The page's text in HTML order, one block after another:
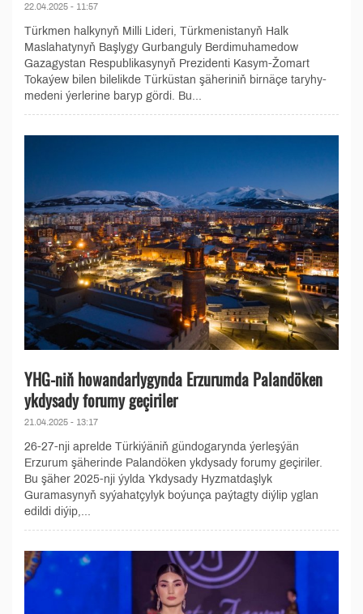
22.04.2025 - 11:57
Türkmen halkynyň Milli Lideri, Türkmenistanyň Halk
Maslahatynyň Başlygy Gurbanguly Berdimuhamedow
Gazagystan Respublikasynyň Prezidenti Kasym-Žomart
Tokaýew bilen bilelikde Türküstan şäheriniň birnäçe taryhy-
medeni ýerlerine baryp gördi. Bu...
YHG-niň howandarlygynda Erzurumda Palandöken
ykdysady forumy geçiriler
21.04.2025 - 13:17
26-27-nji aprelde Türkiýäniň gündogarynda ýerleşýän
Erzurum şäherinde Palandöken ykdysady forumy geçiriler.
Bu şäher 2025-nji ýylda Ykdysady Hyzmatdaşlyk
Guramasynyň syýahatçylyk boýunça paýtagty diýlip yglan
edildi diýip,...